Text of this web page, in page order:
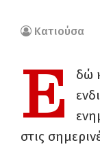
Κατιούσα
Ε
δώ
στις